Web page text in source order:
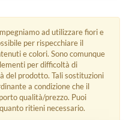
ad utilizzare fiori e
per rispecchiare il
e colori. Sono comunque
per difficoltà di
del prodotto. Tali sostituzioni
a condizione che il
qualità/prezzo. Puoi
ritieni necessario.